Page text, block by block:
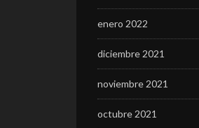
enero 2022
diciembre 2021
noviembre 2021
octubre 2021